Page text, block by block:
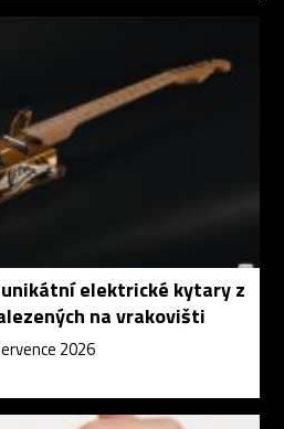
elektrické kytary z
na vrakovišti
2026